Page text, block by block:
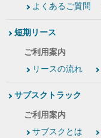
よくあるご質問
短期リース
ご利用案内
リースの流れ
サブスクトラック
ご利用案内
サブスクとは